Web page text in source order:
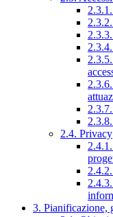
2.4. Privacy
3. Pianificazione,